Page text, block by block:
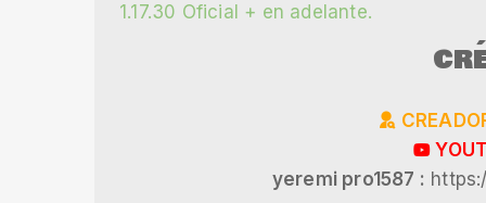
1.17.30 Oficial + en adelante.
yeremi pro1587 :